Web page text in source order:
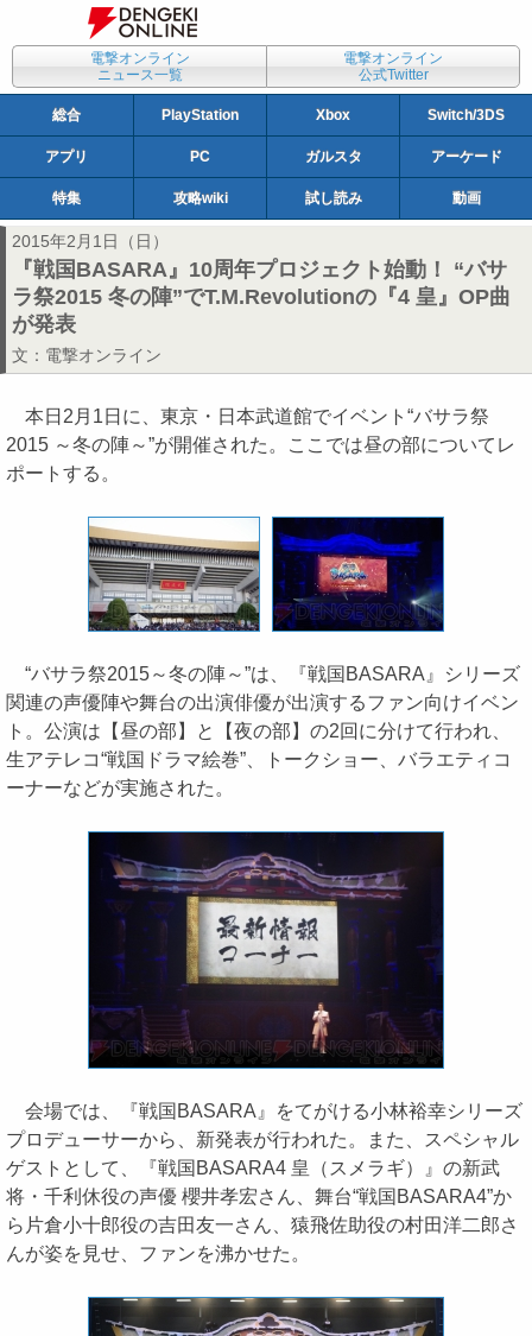
電撃オンライン
ニュース一覧
電撃オンライン
公式Twitter
総合 PlayStation Xbox Switch/3DS
アプリ PC ガルスタ アーケード
特集 攻略wiki 試し読み 動画
2015年2月1日（日）
『戦国BASARA』10周年プロジェクト始動！ “バサ
ラ祭2015 冬の陣”でT.M.Revolutionの『4 皇』OP曲
が発表
文： 電撃オンライン
本日2月1日に、東京・日本武道館でイベント“バサラ祭
2015 ～冬の陣～”が開催された。ここでは昼の部についてレ
ポートする。
“バサラ祭2015～冬の陣～”は、『戦国BASARA』シリーズ
関連の声優陣や舞台の出演俳優が出演するファン向けイベン
ト。公演は【昼の部】と【夜の部】の2回に分けて行われ、
生アテレコ“戦国ドラマ絵巻”、トークショー、バラエティコ
ーナーなどが実施された。
会場では、『戦国BASARA』をてがける小林裕幸シリーズ
プロデューサーから、新発表が行われた。また、スペシャル
ゲストとして、『戦国BASARA4 皇（スメラギ）』の新武
将・千利休役の声優 櫻井孝宏さん、舞台“戦国BASARA4”か
ら片倉小十郎役の吉田友一さん、猿飛佐助役の村田洋二郎さ
んが姿を見せ、ファンを沸かせた。